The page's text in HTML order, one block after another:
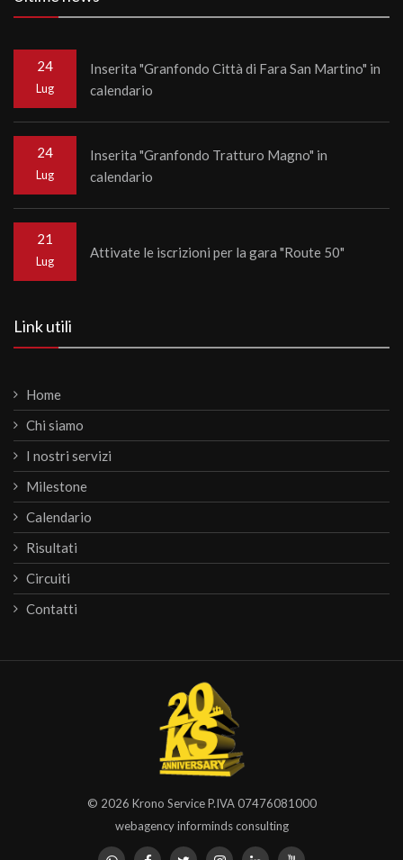
24
Lug
Inserita "Granfondo Città di Fara San Martino" in
calendario
24
Lug
Inserita "Granfondo Tratturo Magno" in
calendario
21
Lug
Attivate le iscrizioni per la gara "Route 50"
Link utili
Home
Chi siamo
I nostri servizi
Milestone
Calendario
Risultati
Circuiti
Contatti
© 2026 Krono ServiceP.IVA 07476081000
webagency informinds consulting